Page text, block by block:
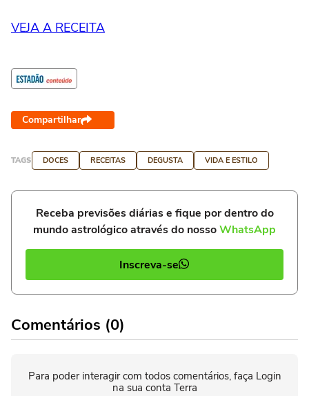
VEJA A RECEITA
Compartilhar
TAGS DOCES RECEITAS DEGUSTA VIDA E ESTILO
Receba previsões diárias e fique por dentro do
mundo astrológico através do nossoWhatsApp
Inscreva-se
Comentários (0)
Para poder interagir com todos comentários, faça Login
na sua conta Terra